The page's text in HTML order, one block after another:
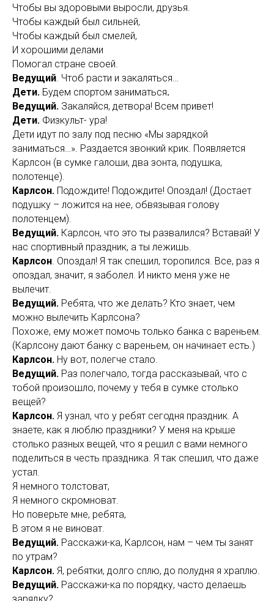
Чтобы вы здоровыми выросли, друзья.
Чтобы каждый был сильней,
Чтобы каждый был смелей,
И хорошими делами
Помогал стране своей.
Ведущий. Чтоб расти и закаляться…
Дети. Будем спортом заниматься.
Ведущий. Закаляйся, детвора! Всем привет!
Дети. Физкульт- ура!
Дети идут по залу под песню «Мы зарядкой
заниматься…». Раздается звонкий крик. Появляется
Карлсон (в сумке галоши, два зонта, подушка,
полотенце).
Карлсон. Подождите! Подождите! Опоздал! (Достает
подушку – ложится на нее, обвязывая голову
полотенцем).
Ведущий. Карлсон, что это ты развалился? Вставай! У
нас спортивный праздник, а ты лежишь.
Карлсон. Опоздал! Я так спешил, торопился. Все, раз я
опоздал, значит, я заболел. И никто меня уже не
вылечит.
Ведущий. Ребята, что же делать? Кто знает, чем
можно вылечить Карлсона?
Похоже, ему может помочь только банка с вареньем.
(Карлсону дают банку с вареньем, он начинает есть.)
Карлсон. Ну вот, полегче стало.
Ведущий. Раз полегчало, тогда рассказывай, что с
тобой произошло, почему у тебя в сумке столько
вещей?
Карлсон. Я узнал, что у ребят сегодня праздник. А
знаете, как я люблю праздники? У меня на крыше
столько разных вещей, что я решил с вами немного
поделиться в честь праздника. Я так спешил, что даже
устал.
Я немного толстоват,
Я немного скромноват.
Но поверьте мне, ребята,
В этом я не виноват.
Ведущий. Расскажи-ка, Карлсон, нам – чем ты занят
по утрам?
Карлсон. Я, ребятки, долго сплю, до полудня я храплю.
Ведущий. Расскажи-ка по порядку, часто делаешь